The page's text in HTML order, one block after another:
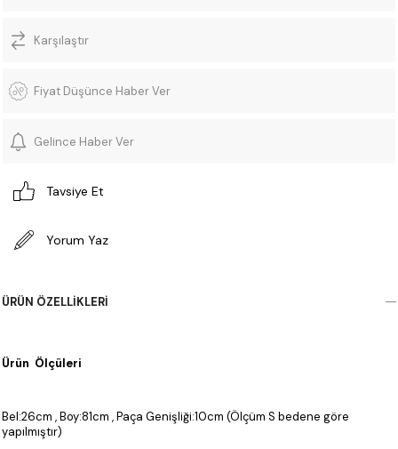
Karşılaştır
Fiyat Düşünce Haber Ver
Gelince Haber Ver
Tavsiye Et
Yorum Yaz
ÜRÜN ÖZELLIKLERI
Ürün Ölçüleri
Bel:26cm , Boy:81cm , Paça Genişliği:10cm (Ölçüm S bedene göre
yapılmıştır)